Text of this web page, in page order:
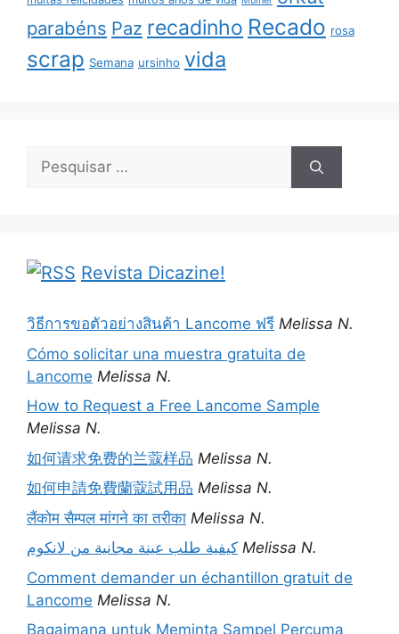
parabéns Paz recadinho Recado rosa
scrap Semana ursinho vida
Pesquisar
Revista Dicazine!
วิธีการขอตัวอย่างสินค้า Lancome ฟรี Melissa N.
Cómo solicitar una muestra gratuita de
Lancome Melissa N.
How to Request a Free Lancome Sample
Melissa N.
如何请求免费的兰蔻样品 Melissa N.
如何申請免費蘭蔻試用品 Melissa N.
लैंकोम सैम्पल मांगने का तरीका Melissa N.
كيفية طلب عينة مجانية من لانكوم Melissa N.
Comment demander un échantillon gratuit de
Lancome Melissa N.
Bagaimana untuk Meminta Sampel Percuma